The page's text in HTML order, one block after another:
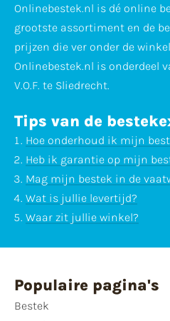
Onlinebestek.nl is dé online
grootste assortiment en de
prijzen die ver onder de
Onlinebestek.nl is onderdeel
V.O.F. te Sliedrecht.
Tips van de
Hoe onderhoud ik mijn
Heb ik garantie op mijn
Mag mijn bestek in de
Wat is jullie levertijd?
Waar zit jullie winkel?
Populaire pagina's
Bestek